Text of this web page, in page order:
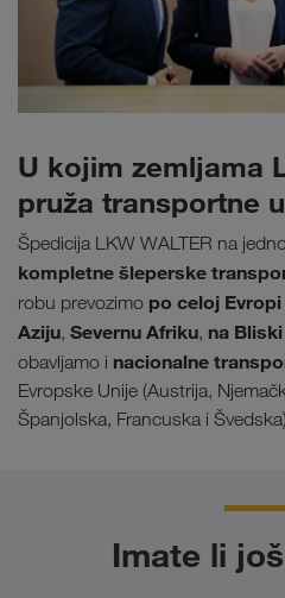
U kojim zemljama
pruža transportne
Špedicija LKW WALTER na
kompletne šleperske
robu prevozimo po celoj Evropi
Aziju, Severnu Afriku, na
obavljamo i nacionalne
Evropske Unije (Austrija,
Španjolska, Francuska i
Imate li